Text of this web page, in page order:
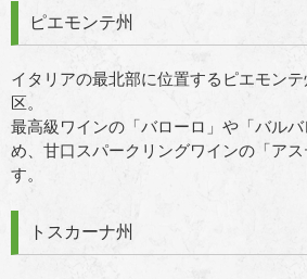
ピエモンテ州
イタリアの最北部に位置するピエモン
区。
最高級ワインの「バローロ」や「バル
め、甘口スパークリングワインの「ア
す。
トスカーナ州